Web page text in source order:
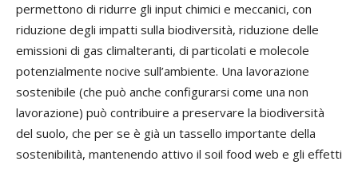
permettono di ridurre gli input chimici e meccanici, con
riduzione degli impatti sulla biodiversità, riduzione delle
emissioni di gas climalteranti, di particolati e molecole
potenzialmente nocive sull’ambiente. Una lavorazione
sostenibile (che può anche configurarsi come una non
lavorazione) può contribuire a preservare la biodiversità
del suolo, che per se è già un tassello importante della
sostenibilità, mantenendo attivo il soil food web e gli effetti